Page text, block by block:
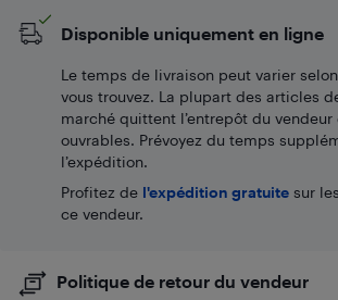
Disponible uniquement en ligne
Le temps de livraison peut varier
vous trouvez. La plupart des articles
marché quittent l’entrepôt du vendeur
ouvrables. Prévoyez du temps
l’expédition.
Profitez de l'expédition gratuite sur
ce vendeur.
Politique de retour du vendeur